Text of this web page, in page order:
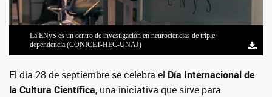
La ENyS es un centro de investigación en neurociencias de triple
dependencia (CONICET-HEC-UNAJ)
El día 28 de septiembre se celebra el Día Internacional de
la Cultura Científica, una iniciativa que sirve para